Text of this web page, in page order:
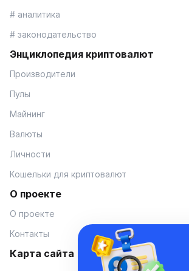
# аналитика
# законодательство
Энциклопедия криптовалют
Производители
Пулы
Майнинг
Валюты
Личности
Кошельки для криптовалют
О проекте
О проекте
Контакты
Карта сайта